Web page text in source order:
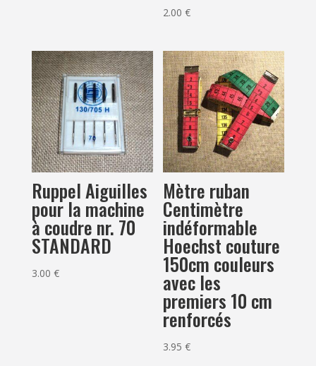
2.00€
Ruppel Aiguilles
pour la machine
à coudre nr. 70
STANDARD
3.00 €
Mètre ruban
Centimètre
indéformable
Hoechst couture
150cm couleurs
avec les
premiers 10 cm
renforcés
3.95€